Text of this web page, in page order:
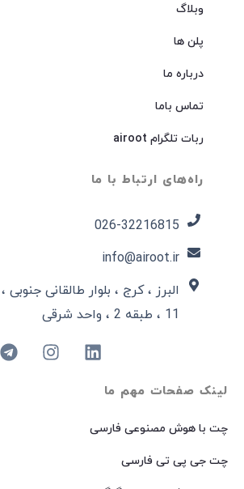
لینک صفحات مهم ما
چت با هوش مصنوعی فارسی
چت جی پی تی فارسی
وبلاگ
پلن ها
درباره ما
تماس باما
ربات تلگرام airoot
راه‌های ارتباط با ما
026-32216815​
info@airoot.ir
البرز ، کرج ، بلوار طالقانی
11 ، طبقه 2 ، واحد شرقی